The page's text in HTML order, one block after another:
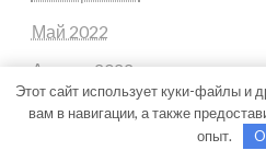
Май 2022
Апрель 2022
Март 2022
Этот сайт использует куки-файлы и
вам в навигации, а также
опыт.